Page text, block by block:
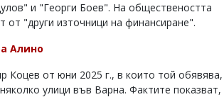
и "Георги Боев". На обществеността
от "други източници на финансиране".
Алино
Коцев от юни 2025 г., в които той обявява,
улици във Варна. Фактите показват,